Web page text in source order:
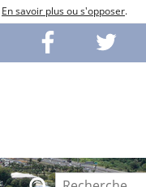
En savoir plus ou s'opposer.